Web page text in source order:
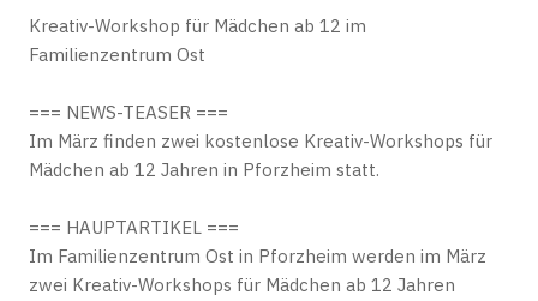
Kreativ-Workshop für Mädchen ab 12 im
Familienzentrum Ost
=== NEWS-TEASER ===
Im März finden zwei kostenlose Kreativ-Workshops für
Mädchen ab 12 Jahren in Pforzheim statt.
=== HAUPTARTIKEL ===
Im Familienzentrum Ost in Pforzheim werden im März
zwei Kreativ-Workshops für Mädchen ab 12 Jahren